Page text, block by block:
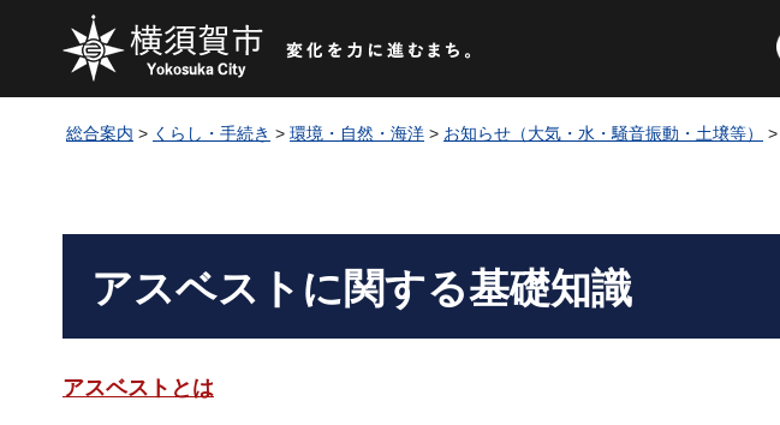
総合案内 > くらし・手続き > 環境・自然・海洋 > お知らせ（大気・水・騒音振動・土壌等）
アスベストに関する基礎知識
アスベストとは